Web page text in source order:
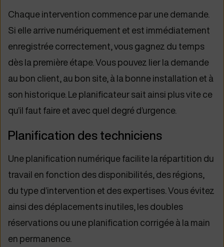
Chaque intervention commence par une demande.
Si elle arrive numériquement et est immédiatement
enregistrée correctement, vous gagnez du temps
dès la première étape. Vous pouvez lier la demande
au bon client, au bon site, à la bonne installation et à
son historique. Le planificateur sait ainsi plus vite ce
qu’il faut faire et avec quel degré d’urgence.
Planification des techniciens
Une planification numérique facilite la répartition du
travail en fonction des disponibilités, des régions,
du type d’intervention et des expertises. Vous évitez
ainsi des déplacements inutiles, les doubles
réservations ou une planification corrigée à la main
en permanence.